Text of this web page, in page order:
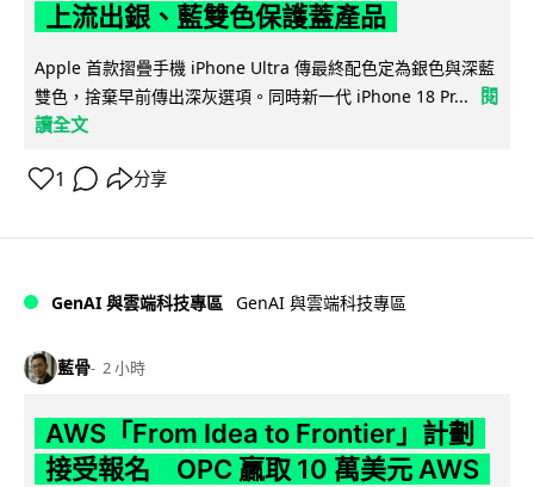
上流出銀、藍雙色保護蓋產品
Apple 首款摺疊手機 iPhone Ultra 傳最終配色定為銀色與深藍
雙色，捨棄早前傳出深灰選項。同時新一代 iPhone 18 Pr...
閱
讀全文
1 分享
GenAI 與雲端科技專區 GenAI 與雲端科技專區
藍骨 2 小時
AWS「From Idea to Frontier」計劃
接受報名 OPC 贏取 10 萬美元 AWS